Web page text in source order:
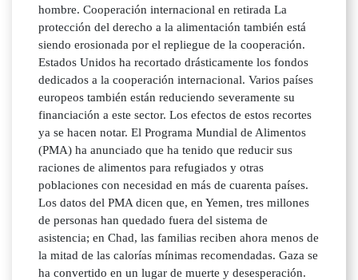
hombre. Cooperación internacional en retirada La
protección del derecho a la alimentación también está
siendo erosionada por el repliegue de la cooperación.
Estados Unidos ha recortado drásticamente los fondos
dedicados a la cooperación internacional. Varios países
europeos también están reduciendo severamente su
financiación a este sector. Los efectos de estos recortes
ya se hacen notar. El Programa Mundial de Alimentos
(PMA) ha anunciado que ha tenido que reducir sus
raciones de alimentos para refugiados y otras
poblaciones con necesidad en más de cuarenta países.
Los datos del PMA dicen que, en Yemen, tres millones
de personas han quedado fuera del sistema de
asistencia; en Chad, las familias reciben ahora menos de
la mitad de las calorías mínimas recomendadas. Gaza se
ha convertido en un lugar de muerte y desesperación.